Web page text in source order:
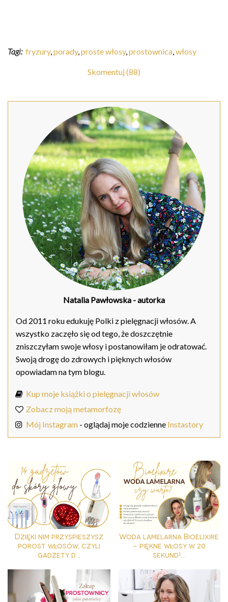
Tagi: fryzury,porady,proste włosy,prostownica,włosy
Skomentuj (88)
Natalia Pawłowska - autorka
Od 2011 roku edukuję Polki z pielęgnacji włosów. A
wszystko zaczęło się od tego, że doszczętnie
zniszczyłam swoje włosy i postanowiłam je odratować.
Swoją drogę do zdrowych i pięknych włosów
opowiadam na tym blogu.
Kup moje książki o pielęgnacji włosów
Zobacz moją metamorfozę
Mój Instagram - oglądaj moje codzienne Instastory
Dzięki nim przyspieszysz
porost włosów, czyli
gadżety d...
Woda lamelarna Bioelixire
- piękne włosy w 20
sekund!...